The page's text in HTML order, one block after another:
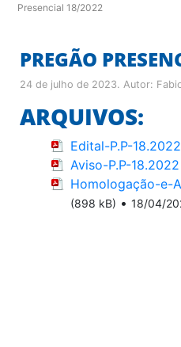
Presencial 18/2022
PREGÃO
24 de julho de 2023. Autor:
ARQUIVOS:
Edital-P.P-18.2022
Aviso-P.P-18.2022
Homologação-e-
(898 kB) • 18/04/